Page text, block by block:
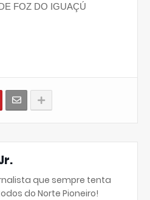
FOZ DO IGUAÇÚ
que sempre tenta
do Norte Pioneiro!